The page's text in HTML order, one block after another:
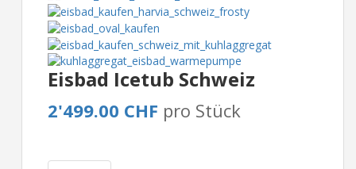
Eisbad Icetub Schweiz
2'499.00 CHF pro Stück